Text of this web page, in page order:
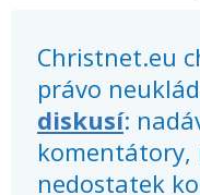
Christnet.eu
právo
diskusí:
komentátory,
nedostatek